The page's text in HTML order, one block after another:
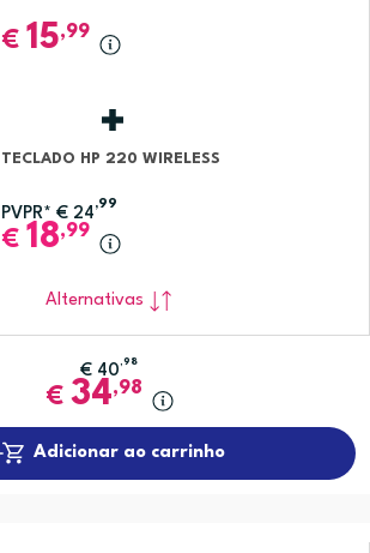
€ 15,99
TECLADO HP 220 WIRELESS
PVPR* € 24
,99
€ 18,99
Alternativas
€ 40,98
€ 34,98
Adicionar ao carrinho